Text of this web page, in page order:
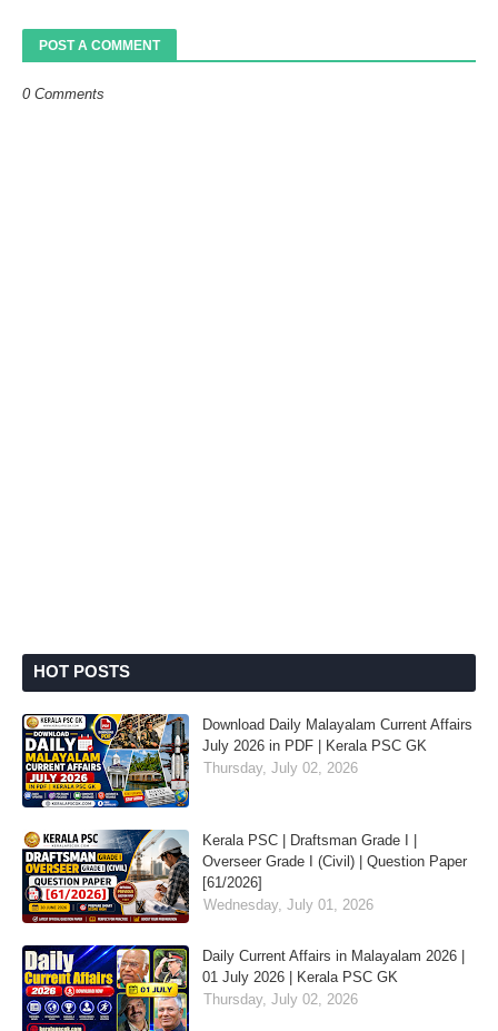
POST A COMMENT
0 Comments
HOT POSTS
Download Daily Malayalam Current Affairs
July 2026 in PDF | Kerala PSC GK
Thursday, July 02, 2026
Kerala PSC | Draftsman Grade I |
Overseer Grade I (Civil) | Question Paper
[61/2026]
Wednesday, July 01, 2026
Daily Current Affairs in Malayalam 2026 |
01 July 2026 | Kerala PSC GK
Thursday, July 02, 2026